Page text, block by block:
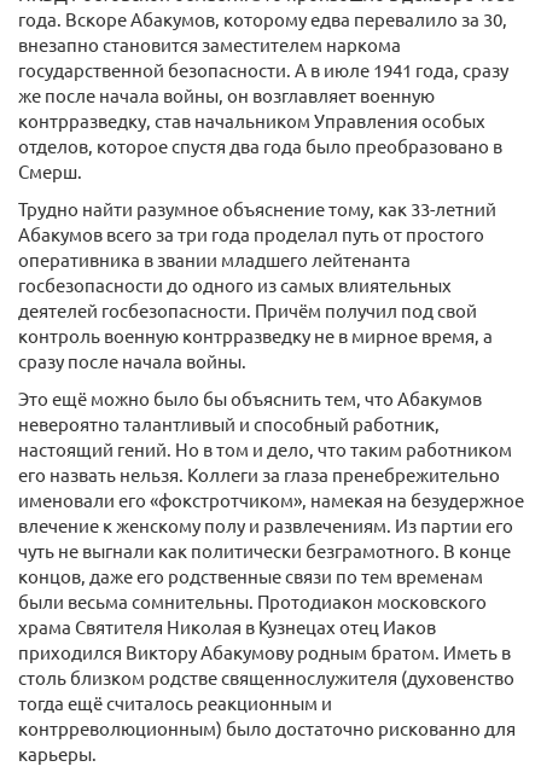
года. Вскоре Абакумов, которому едва перевалило за 30,
внезапно становится заместителем наркома
государственной безопасности. А в июле 1941 года, сразу
же после начала войны, он возглавляет военную
контрразведку, став начальником Управления особых
отделов, которое спустя два года было преобразовано в
Смерш.
Трудно найти разумное объяснение тому, как 33-летний
Абакумов всего за три года проделал путь от простого
оперативника в звании младшего лейтенанта
госбезопасности до одного из самых влиятельных
деятелей госбезопасности. Причём получил под свой
контроль военную контрразведку не в мирное время, а
сразу после начала войны.
Это ещё можно было бы объяснить тем, что Абакумов
невероятно талантливый и способный работник,
настоящий гений. Но в том и дело, что таким работником
его назвать нельзя. Коллеги за глаза пренебрежительно
именовали его «фокстротчиком», намекая на безудержное
влечение к женскому полу и развлечениям. Из партии его
чуть не выгнали как политически безграмотного. В конце
концов, даже его родственные связи по тем временам
были весьма сомнительны. Протодиакон московского
храма Святителя Николая в Кузнецах отец Иаков
приходился Виктору Абакумову родным братом. Иметь в
столь близком родстве священнослужителя (духовенство
тогда ещё считалось реакционным и
контрреволюционным) было достаточно рискованно для
карьеры.